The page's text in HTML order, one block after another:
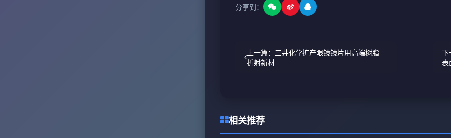
分享到：
上一篇：三井化学扩产眼镜镜片用高端树脂
折射新材
下
表
相关推荐